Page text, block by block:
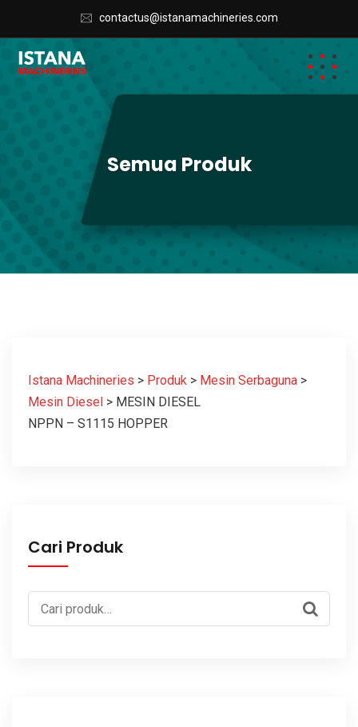
contactus@istanamachineries.com
Semua Produk
Istana Machineries > Produk > Mesin Serbaguna >
Mesin Diesel > MESIN DIESEL
NPPN – S1115 HOPPER
Cari Produk
Pencarian
untuk: